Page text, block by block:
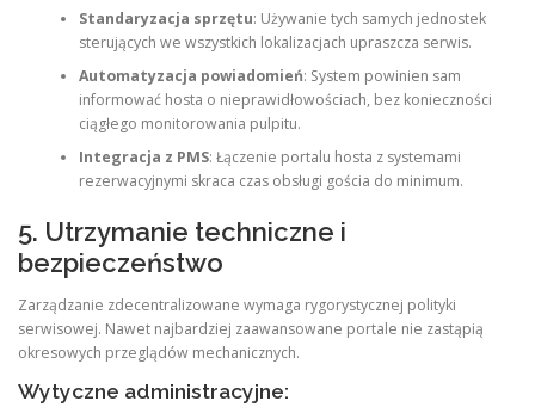
Standaryzacja sprzętu: Używanie tych samych jednostek
sterujących we wszystkich lokalizacjach upraszcza serwis.
Automatyzacja powiadomień: System powinien sam
informować hosta o nieprawidłowościach, bez konieczności
ciągłego monitorowania pulpitu.
Integracja z PMS: Łączenie portalu hosta z systemami
rezerwacyjnymi skraca czas obsługi gościa do minimum.
5. Utrzymanie techniczne i
bezpieczeństwo
Zarządzanie zdecentralizowane wymaga rygorystycznej polityki
serwisowej. Nawet najbardziej zaawansowane portale nie zastąpią
okresowych przeglądów mechanicznych.
Wytyczne administracyjne: